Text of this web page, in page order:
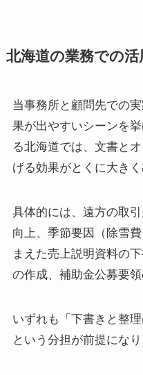
北海道の業務での活
当事務所と顧問先での
果が出やすいシーンを
る北海道では、文書と
げる効果がとくに大き
具体的には、遠方の取
向上、季節要因（除雪
まえた売上説明資料の
の作成、補助金公募要領
いずれも「下書きと整
という分担が前提になり